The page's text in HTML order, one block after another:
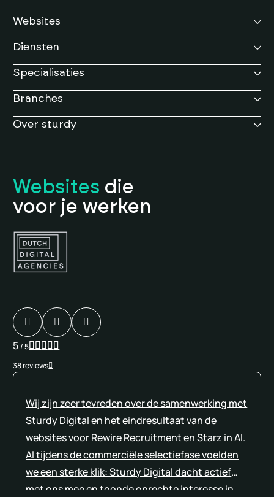
Websites
Diensten
Specialisaties
Branches
Over sturdy
Websites die
voor je werken
5/ 5
38 reviews
Wij zijn zeer tevreden over de samenwerking met
Sturdy Digital en het eindresultaat van de
websites voor Rewire Recruitment en Starz in AI.
Al tijdens de commerciële selectiefase voelden
we een sterke klik: Sturdy Digital dacht actief
met ons mee en toonde oprechte interesse in